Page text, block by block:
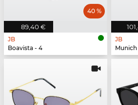
89,40 €
40 %
JB
Boavista - 4
JB
Munich